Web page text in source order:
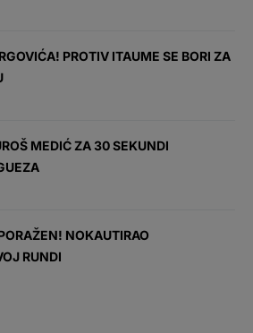
PROTIV ITAUME SE BORI ZA
MEDIĆ ZA 30 SEKUNDI
NOKAUTIRAO
RUNDI